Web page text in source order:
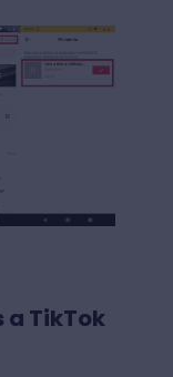
a TikTok